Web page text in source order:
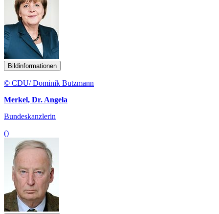
Bildinformationen
© CDU/ Dominik Butzmann
Merkel, Dr. Angela
Bundeskanzlerin
()